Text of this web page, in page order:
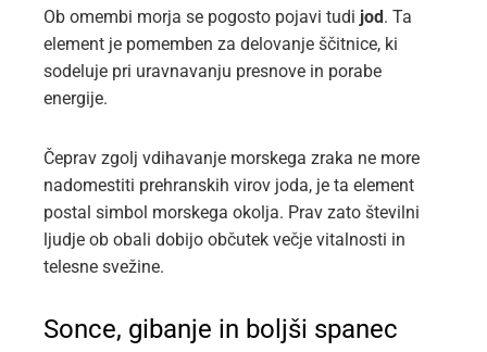
Ob omembi morja se pogosto pojavi tudi jod. Ta
element je pomemben za delovanje ščitnice, ki
sodeluje pri uravnavanju presnove in porabe
energije.
Čeprav zgolj vdihavanje morskega zraka ne more
nadomestiti prehranskih virov joda, je ta element
postal simbol morskega okolja. Prav zato številni
ljudje ob obali dobijo občutek večje vitalnosti in
telesne svežine.
Sonce, gibanje in boljši spanec